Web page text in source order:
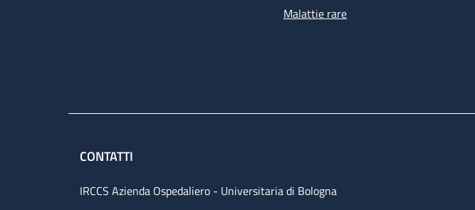
Malattie rare
CONTATTI
IRCCS Azienda Ospedaliero - Universitaria di Bologna